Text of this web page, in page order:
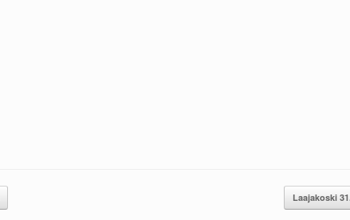
Laajakoski